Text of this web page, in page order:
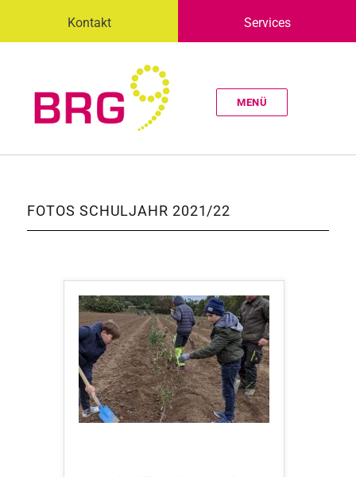
Kontakt Services
MENÜ
FOTOS SCHULJAHR 2021/22